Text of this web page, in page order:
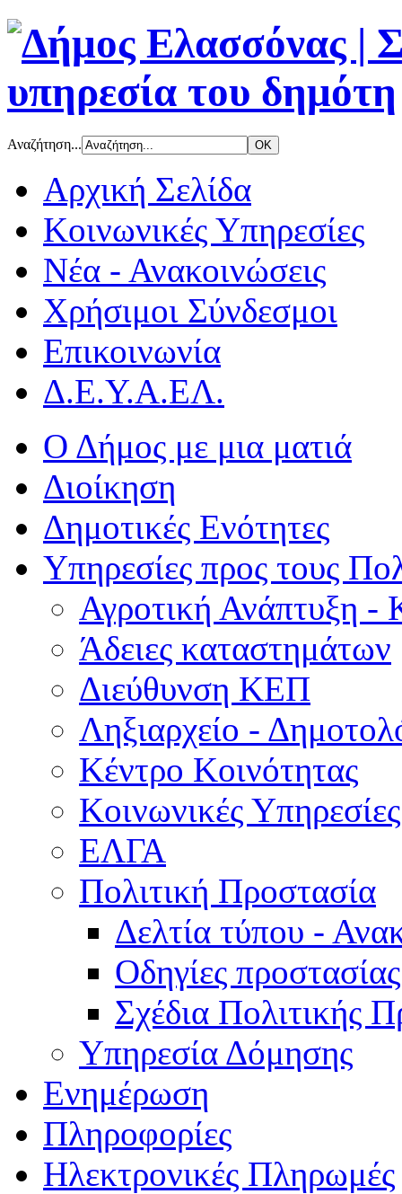
Αναζήτηση...
Αρχική Σελίδα
Κοινωνικές Υπηρεσίες
Νέα - Ανακοινώσεις
Χρήσιμοι Σύνδεσμοι
Επικοινωνία
Δ.Ε.Υ.Α.ΕΛ.
Ο Δήμος με μια ματιά
Διοίκηση
Δημοτικές Ενότητες
Υπηρεσίες προς τους
Αγροτική Ανάπτυξη -
Άδειες καταστημάτων
Διεύθυνση ΚΕΠ
Ληξιαρχείο -
Κέντρο Κοινότητας
Κοινωνικές Υπηρεσίες
ΕΛΓΑ
Πολιτική Προστασία
Δελτία τύπου -
Οδηγίες προστασίας
Σχέδια Πολιτικής
Υπηρεσία Δόμησης
Ενημέρωση
Πληροφορίες
Ηλεκτρονικές Πληρωμές